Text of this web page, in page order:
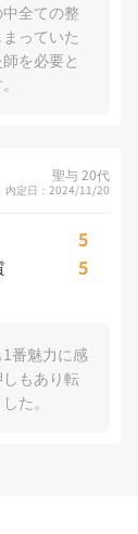
全ての整
っていた
を必要と
聖与 20代
内定日：2024/11/20
5
5
番魅力に感
もあり転
た。